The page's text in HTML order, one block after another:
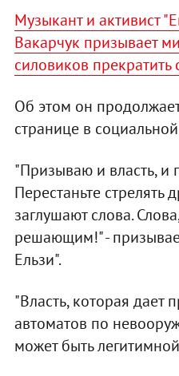
Музыкант и активист
Вакарчук призывает
силовиков прекратить
Об этом он
странице в
"Призываю и власть, и
Перестаньте стрелять
заглушают слова.
решающим!" -
Ельзи".
"Власть, которая дает
автоматов по
может быть